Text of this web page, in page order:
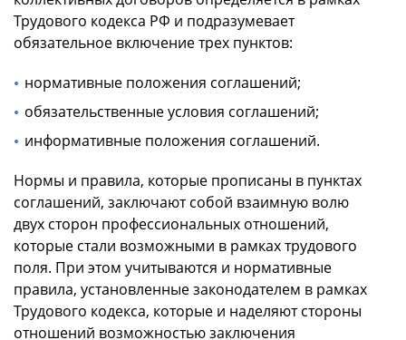
Трудового кодекса РФ и подразумевает
обязательное включение трех пунктов:
нормативные положения соглашений;
обязательственные условия соглашений;
информативные положения соглашений.
Нормы и правила, которые прописаны в пунктах
соглашений, заключают собой взаимную волю
двух сторон профессиональных отношений,
которые стали возможными в рамках трудового
поля. При этом учитываются и нормативные
правила, установленные законодателем в рамках
Трудового кодекса, которые и наделяют стороны
отношений возможностью заключения